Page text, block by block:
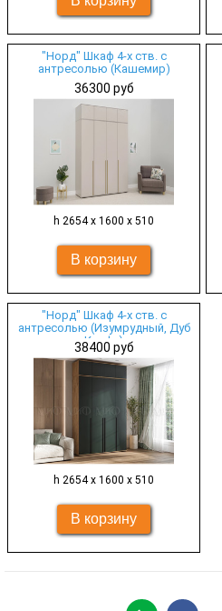
"Норд" Шкаф 4-х ств. с
антресолью (Кашемир)
36300 руб
h 2654 х 1600 х 510
"Норд" Шкаф 4-х ств. с
антресолью (Изумрудный, Дуб
Крафт)
38400 руб
h 2654 х 1600 х 510